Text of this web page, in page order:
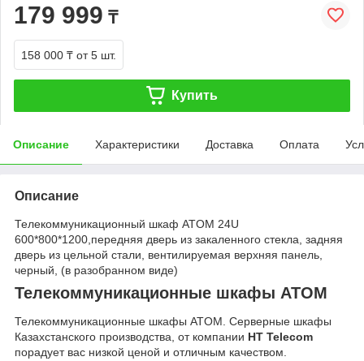
179 999 ₸
158 000 ₸ от 5 шт.
Купить
Описание Характеристики Доставка Оплата
Описание
Телекоммуникационный шкаф ATOM 24U
600*800*1200,передняя дверь из закаленного стекла, задняя
дверь из цельной стали, вентилируемая верхняя панель,
черный, (в разобранном виде)
Телекоммуникационные шкафы ATOM
Телекоммуникационные шкафы ATOM. Серверные шкафы
Казахстанского производства, от компании HT Telecom
порадует вас низкой ценой и отличным качеством.